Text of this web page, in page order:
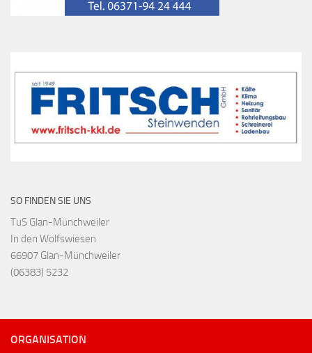
SO FINDEN SIE UNS
TuS Glan-Münchweiler
In den Wolfswiesen
66907 Glan-Münchweiler
(06383) 5232
ORGANISATION